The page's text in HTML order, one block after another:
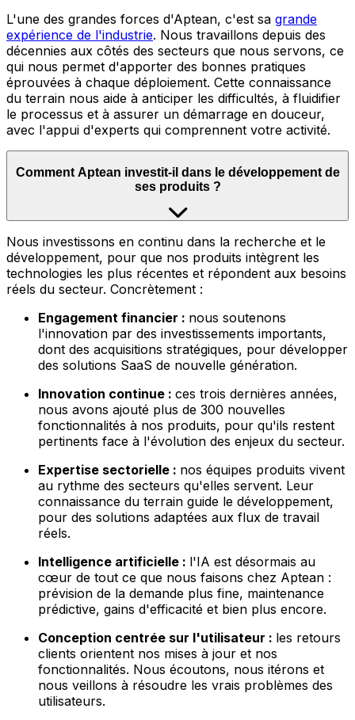
L'une des grandes forces d'Aptean, c'est sa grande
expérience de l'industrie. Nous travaillons depuis des
décennies aux côtés des secteurs que nous servons, ce
qui nous permet d'apporter des bonnes pratiques
éprouvées à chaque déploiement. Cette connaissance
du terrain nous aide à anticiper les difficultés, à fluidifier
le processus et à assurer un démarrage en douceur,
avec l'appui d'experts qui comprennent votre activité.
Comment Aptean investit-il dans le développement de
ses produits ?
Nous investissons en continu dans la recherche et le
développement, pour que nos produits intègrent les
technologies les plus récentes et répondent aux besoins
réels du secteur. Concrètement :
Engagement financier : nous soutenons
l'innovation par des investissements importants,
dont des acquisitions stratégiques, pour développer
des solutions SaaS de nouvelle génération.
Innovation continue : ces trois dernières années,
nous avons ajouté plus de 300 nouvelles
fonctionnalités à nos produits, pour qu'ils restent
pertinents face à l'évolution des enjeux du secteur.
Expertise sectorielle : nos équipes produits vivent
au rythme des secteurs qu'elles servent. Leur
connaissance du terrain guide le développement,
pour des solutions adaptées aux flux de travail
réels.
Intelligence artificielle : l'IA est désormais au
cœur de tout ce que nous faisons chez Aptean :
prévision de la demande plus fine, maintenance
prédictive, gains d'efficacité et bien plus encore.
Conception centrée sur l'utilisateur : les retours
clients orientent nos mises à jour et nos
fonctionnalités. Nous écoutons, nous itérons et
nous veillons à résoudre les vrais problèmes des
utilisateurs.